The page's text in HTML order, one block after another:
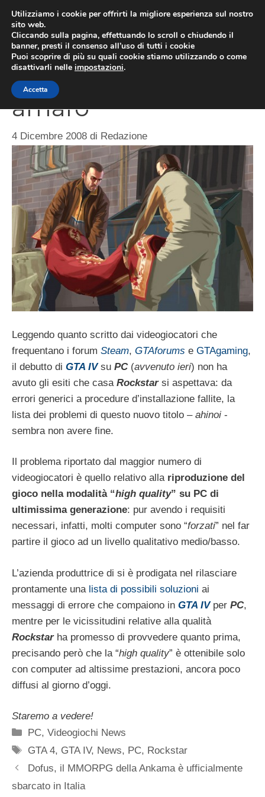
contenuto
GTA per PC: debutto
amaro
4 Dicembre 2008 di Redazione
Leggendo quanto scritto dai videogiocatori che
frequentano i forum Steam, GTAforums e GTAgaming,
il debutto di GTA IVsu PC(avvenuto ieri) non ha
avuto gli esiti che casa Rockstarsi aspettava: da
errori generici a procedure d’installazione fallite, la
lista dei problemi di questo nuovo titolo – ahinoi -
sembra non avere fine.
Il problema riportato dal maggior numero di
videogiocatori è quello relativo alla riproduzione del
gioco nella modalità “high quality” su PC di
ultimissima generazione: pur avendo i requisiti
necessari, infatti, molti computer sono “forzati” nel far
partire il gioco ad un livello qualitativo medio/basso.
L’azienda produttrice di si è prodigata nel rilasciare
prontamente una lista di possibili soluzioni ai
messaggi di errore che compaiono in GTA IVper PC,
mentre per le vicissitudini relative alla qualità
Rockstarha promesso di provvedere quanto prima,
precisando però che la “high quality” è ottenibile solo
con computer ad altissime prestazioni, ancora poco
diffusi al giorno d’oggi.
Staremo a vedere!
Categorie
PC,Videogiochi News
Tag
GTA 4, GTA IV, News, PC, Rockstar
Dofus, il MMORPG della Ankama è ufficialmente
sbarcato in Italia
Utilizziamo i cookie per offrirti la migliore esperienza sul nostro
sito web.
Cliccando sulla pagina, effettuando lo scroll o chiudendo il
banner, presti il consenso all’uso di tutti i cookie
Puoi scoprire di più su quali cookie stiamo utilizzando o come
disattivarli nelle impostazioni.
Accetta